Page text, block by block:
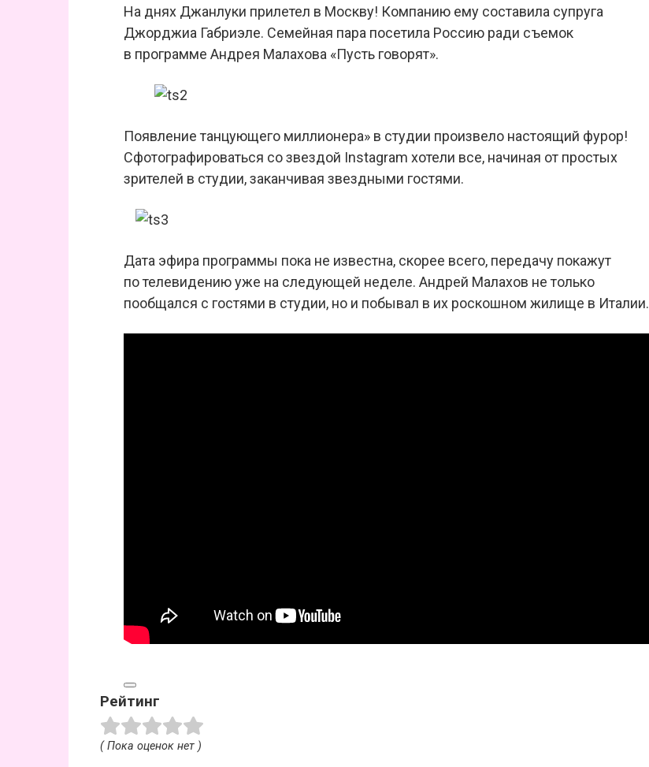
На днях Джанлуки прилетел в Москву! Компанию ему составила супруга
Джорджиа Габриэле. Семейная пара посетила Россию ради съемок
в программе Андрея Малахова «Пусть говорят».
Появление танцующего миллионера» в студии произвело настоящий фурор!
Сфотографироваться со звездой Instagram хотели все, начиная от простых
зрителей в студии, заканчивая звездными гостями.
Дата эфира программы пока не известна, скорее всего, передачу покажут
по телевидению уже на следующей неделе. Андрей Малахов не только
пообщался с гостями в студии, но и побывал в их роскошном жилище в Италии.
Рейтинг
( Пока оценок нет )